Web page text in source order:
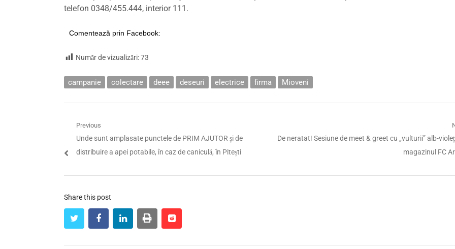
telefon 0348/455.444, interior 111.
Comentează prin Facebook:
Număr de vizualizări:73
campanie colectare deee deseuri electrice firma Mioveni
Navigare
Previous
Previous
post:
Unde sunt amplasate punctele de PRIM AJUTOR și de
distribuire a apei potabile, în caz de caniculă, în Pitești
Next
De neratat! Sesiune de meet & greet cu „vulturii” alb-
magazinul FC
Share this post
twitterfacebooklinkedinprint reddit
reddit